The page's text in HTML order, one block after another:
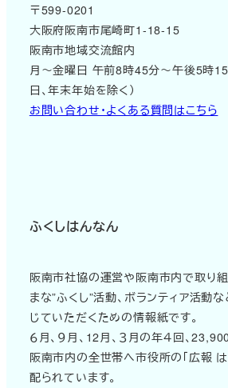
〒599-0201
大阪府阪南市尾崎町1-18-15
阪南市地域交流館内
月～金曜日 午前8時45分～午後5時15
日、年末年始を除く）
お問い合わせ・よくある質問はこちら
ふくしはんなん
阪南市社協の運営や阪南市内で取り
まな”ふくし”活動、ボランティア活動
じていただくための情報紙です。
６月、９月、12月、３月の年４回、
阪南市内の全世帯へ市役所の「広報
配られています。